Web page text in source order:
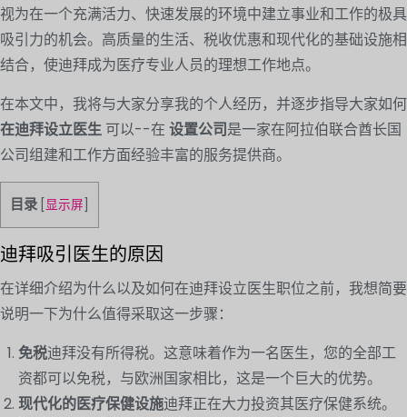
视为在一个充满活力、快速发展的环境中建立事业和工作的极具
吸引力的机会。高质量的生活、税收优惠和现代化的基础设施相
结合，使迪拜成为医疗专业人员的理想工作地点。
在本文中，我将与大家分享我的个人经历，并逐步指导大家如何
在迪拜设立医生 可以--在 设置公司是一家在阿拉伯联合酋长国
公司组建和工作方面经验丰富的服务提供商。
目录 显示屏
迪拜吸引医生的原因
在详细介绍为什么以及如何在迪拜设立医生职位之前，我想简要
说明一下为什么值得采取这一步骤：
免税迪拜没有所得税。这意味着作为一名医生，您的全部工
资都可以免税，与欧洲国家相比，这是一个巨大的优势。
现代化的医疗保健设施迪拜正在大力投资其医疗保健系统。